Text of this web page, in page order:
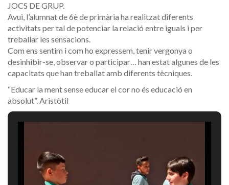
JOCS DE GRUP.
Avui, l’alumnat de 6è de primària ha realitzat diferents
activitats per tal de potenciar la relació entre iguals i per
treballar les sensacions.
Com ens sentim i com ho expressem, tenir vergonya o
desinhibir-se, observar o participar… han estat algunes de les
capacitats que han treballat amb diferents tècniques.
“Educar la ment sense educar el cor no és educació en
absolut”. Aristòtil